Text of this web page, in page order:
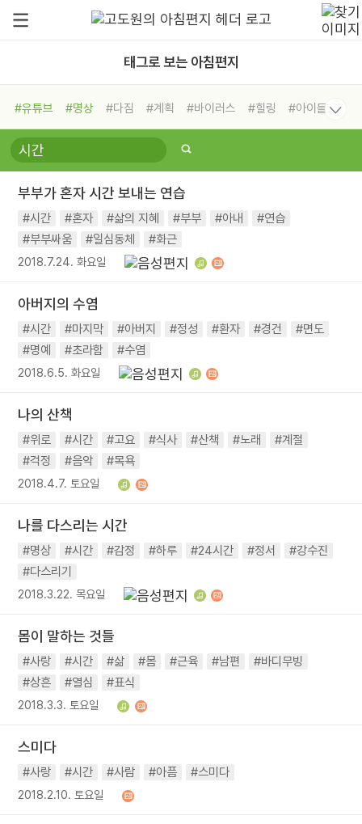
태그로 보는 아침편지
#유튜브 #명상 #다짐 #계획 #바이러스 #힐링
#아이들
#비전캠프
#독서캠프 #삶
#희망
#나눔 #친구 #링컨학교
#독서
#건강 #면역력
부부가 혼자 시간 보내는 연습
#시간 #혼자 #삶의 지혜 #부부 #아내
#연습
#부부싸움
#일심동체 #화근
2018.7.24. 화요일
아버지의 수염
#시간 #마지막 #아버지 #정성 #환자 #경건
#면도
#명예
#초라함 #수염
2018.6.5. 화요일
나의 산책
#위로 #시간 #고요 #식사 #산책 #노래
#계절
#걱정
#음악 #목욕
2018.4.7. 토요일
나를 다스리는 시간
#명상 #시간 #감정 #하루 #24시간 #정서
#강수진
#다스리기
2018.3.22. 목요일
몸이 말하는 것들
#사랑 #시간 #삶 #몸 #근육 #남편
#바디무빙
#상흔
#열심 #표식
2018.3.3. 토요일
스미다
#사랑 #시간 #사람 #아픔 #스미다
2018.2.10. 토요일